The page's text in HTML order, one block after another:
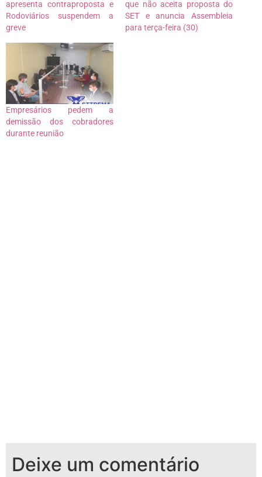
apresenta contraproposta e
Rodoviários suspendem a
greve
que não aceita proposta do
SET e anuncia Assembleia
para terça-feira (30)
Empresários pedem a
demissão dos cobradores
durante reunião
Deixe um comentário